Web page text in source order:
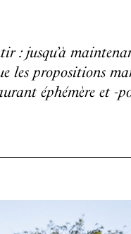
: jusqu’à
les propositions
éphémère et